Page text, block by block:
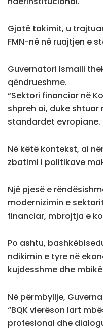
Gjatë takimit, u
FMN-në në ruajtjen e
Guvernatori Ismaili
qëndrueshme.
“Sektori financiar në
shpreh ai, duke
standardet evropiane.
Në këtë kontekst, ai
zbatimi i politikave
Një pjesë e
modernizimin e
financiar, mbrojtja e
Po ashtu,
ndikimin e tyre në
kujdesshme dhe
Në përmbyllje,
“BQK vlerëson lart
profesional dhe